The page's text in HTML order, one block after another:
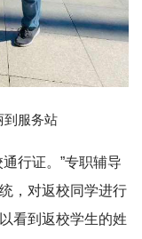
到服务站
行证。”专职辅导
，对返校同学进行
看到返校学生的姓